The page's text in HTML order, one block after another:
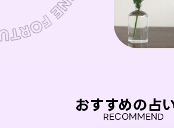
おすすめの占
RECOMMEND